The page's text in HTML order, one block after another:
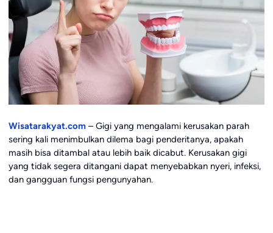
Wisatarakyat.com– Gigi yang mengalami kerusakan parah
sering kali menimbulkan dilema bagi penderitanya, apakah
masih bisa ditambal atau lebih baik dicabut. Kerusakan gigi
yang tidak segera ditangani dapat menyebabkan nyeri, infeksi,
dan gangguan fungsi pengunyahan.